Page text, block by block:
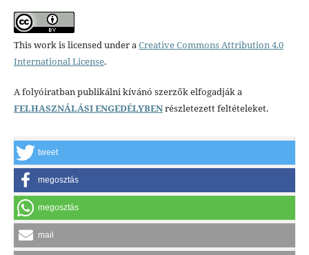
This work is licensed under aCreative Commons Attribution 4.0
International License.
A folyóiratban publikálni kívánó szerzők elfogadják a
FELHASZNÁLÁSI ENGEDÉLYBENrészletezett feltételeket.
tweet
megosztás
megosztás
mail